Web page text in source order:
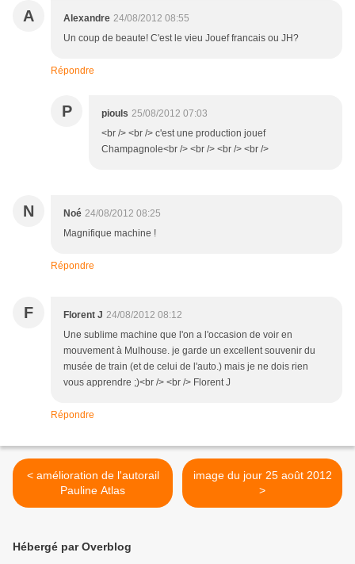
A Alexandre 24/08/2012 08:55
Un coup de beaute! C'est le vieu Jouef francais ou JH?
Répondre
P piouls 25/08/2012 07:03
<br /> <br /> c'est une production jouef
Champagnole<br /> <br /> <br /> <br />
N Noé 24/08/2012 08:25
Magnifique machine !
Répondre
F Florent J 24/08/2012 08:12
Une sublime machine que l'on a l'occasion de voir en
mouvement à Mulhouse. je garde un excellent souvenir du
musée de train (et de celui de l'auto.) mais je ne dois rien
vous apprendre ;)<br /> <br /> Florent J
Répondre
< amélioration de l'autorail
Pauline Atlas
image du jour 25 août 2012
>
Hébergé par Overblog